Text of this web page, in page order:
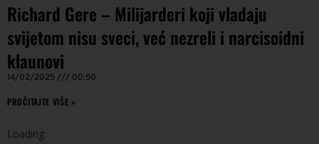
Richard Gere – Milijarderi koji vladaju
svijetom nisu sveci, već nezreli i narcisoidni
klaunovi
14/02/2025 00:50
PROČITAJTE VIŠE »
Loading